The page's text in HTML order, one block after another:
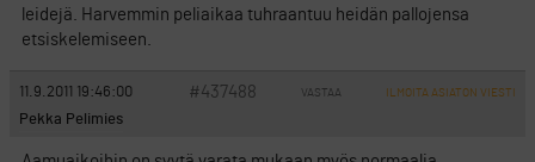
leidejä. Harvemmin peliaikaa tuhraantuu heidän pallojensa
etsiskelemiseen.
11.9.2011 19:46:00 #437488 VASTAA ILMOITA ASIATON VIESTI
Pekka Pelimies